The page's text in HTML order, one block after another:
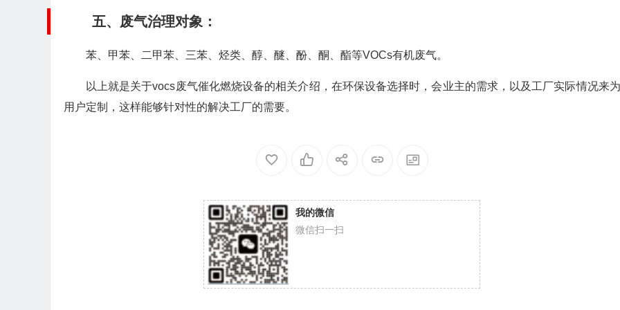
五、废气治理对象：
苯、甲苯、二甲苯、三苯、烃类、醇、醚、酚、酮、酯等VOCs有机废气。
以上就是关于vocs废气催化燃烧设备的相关介绍，在环保设备选择时，会业主的需求，以及工厂实际情况来为
用户定制，这样能够针对性的解决工厂的需要。
我的微信
微信扫一扫